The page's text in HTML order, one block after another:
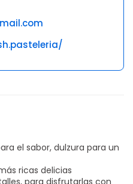
el sabor, dulzura para un
ricas delicias
para disfrutarlas con